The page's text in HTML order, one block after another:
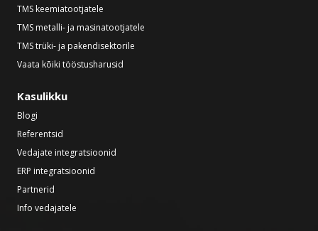
TMS keemiatootjatele
TMS metalli- ja masinatootjatele
TMS trüki- ja pakendisektorile
Vaata kõiki tööstusharusid
Kasulikku
Blogi
Referentsid
Vedajate integratsioonid
ERP integratsioonid
Partnerid
Info vedajatele